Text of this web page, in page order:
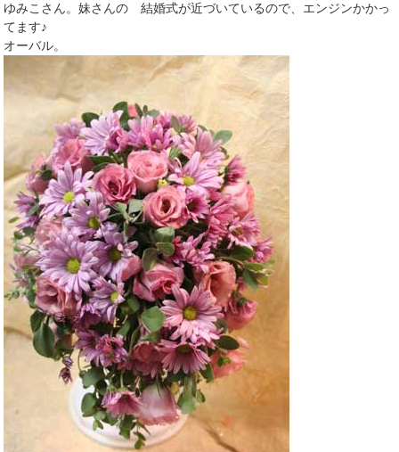
ゆみこさん。妹さんの 結婚式が近づいているので、エンジンかかっ
てます♪
オーバル。